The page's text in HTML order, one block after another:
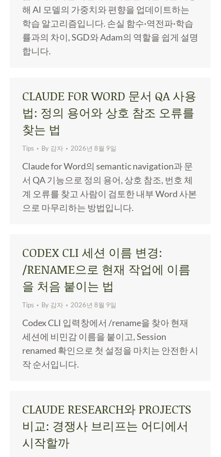
해 AI 모델의 가중치와 편향을 업데이트하는
학습 알고리즘입니다. 손실 함수·역전파·학습
률과의 차이, SGD와 Adam의 역할을 쉽게 설명
합니다.
CLAUDE FOR WORD 문서 QA 사용
법: 정의 용어와 상호 참조 오류를
찾는 법
Tips By 감자 2026년 8월 9일
Claude for Word의 semantic navigation과 문
서 QA 기능으로 정의 용어, 상호 참조, 번호 체
계 오류를 찾고 사람이 검토한 내부 Word 사본
으로 마무리하는 방법입니다.
CODEX CLI 세션 이름 변경:
/RENAME으로 현재 작업에 이름
을 처음 붙이는 법
Tips By 감자 2026년 8월 9일
Codex CLI 입력창에서 /rename을 찾아 현재
세션에 비민감 이름을 붙이고, Session
renamed 확인으로 첫 설정을 마치는 안전한 시
작 순서입니다.
CLAUDE RESEARCH와 PROJECTS
비교: 경쟁사 브리프는 어디에서
시작할까